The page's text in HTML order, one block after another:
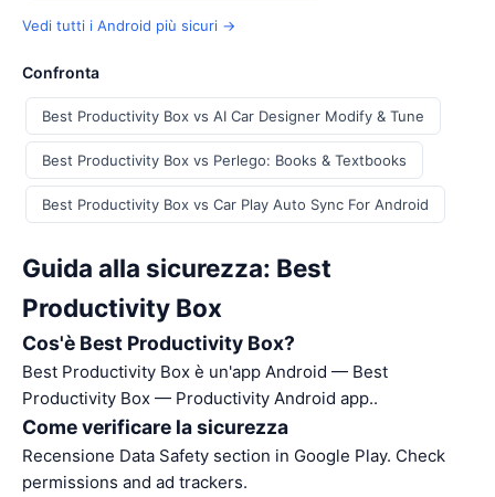
Vedi tutti i Android più sicuri →
Confronta
Best Productivity Box vs AI Car Designer Modify & Tune
Best Productivity Box vs Perlego: Books & Textbooks
Best Productivity Box vs Car Play Auto Sync For Android
Guida alla sicurezza: Best
Productivity Box
Cos'è Best Productivity Box?
Best Productivity Box è un'app Android — Best
Productivity Box — Productivity Android app..
Come verificare la sicurezza
Recensione Data Safety section in Google Play. Check
permissions and ad trackers.